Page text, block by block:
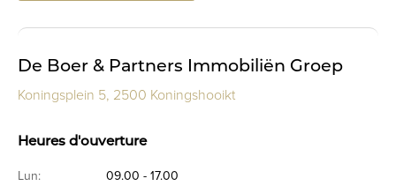
De Boer & Partners Immobiliën Groep
Koningsplein 5, 2500 Koningshooikt
Heures d'ouverture
Lun:
09.00 - 17.00